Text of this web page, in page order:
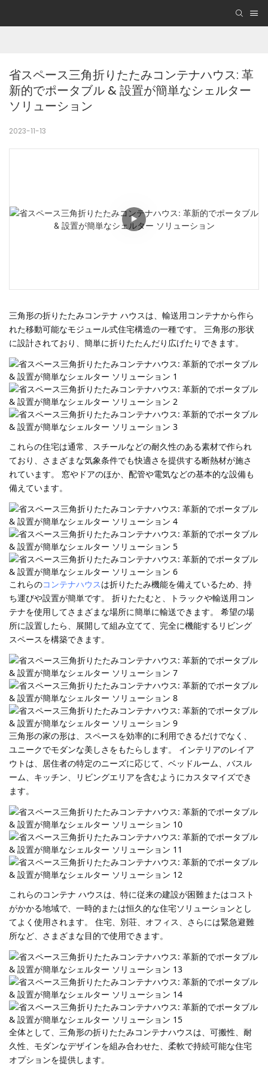
省スペース三角折りたたみコンテナハウス: 革
新的でポータブル & 設置が簡単なシェルター
ソリューション
2023-11-13
三角形の折りたたみコンテナ ハウスは、輸送用コンテナから作ら
れた移動可能なモジュール式住宅構造の一種です。 三角形の形状
に設計されており、簡単に折りたたんだり広げたりできます。
これらの住宅は通常、スチールなどの耐久性のある素材で作られ
ており、さまざまな気象条件でも快適さを提供する断熱材が施さ
れています。 窓やドアのほか、配管や電気などの基本的な設備も
備えています。
これらのコンテナハウスは折りたたみ機能を備えているため、持
ち運びや設置が簡単です。 折りたたむと、トラックや輸送用コン
テナを使用してさまざまな場所に簡単に輸送できます。 希望の場
所に設置したら、展開して組み立てて、完全に機能するリビング
スペースを構築できます。
三角形の家の形は、スペースを効率的に利用できるだけでなく、
ユニークでモダンな美しさをもたらします。 インテリアのレイア
ウトは、居住者の特定のニーズに応じて、ベッドルーム、バスル
ーム、キッチン、リビングエリアを含むようにカスタマイズでき
ます。
これらのコンテナ ハウスは、特に従来の建設が困難またはコスト
がかかる地域で、一時的または恒久的な住宅ソリューションとし
てよく使用されます。 住宅、別荘、オフィス、さらには緊急避難
所など、さまざまな目的で使用できます。
全体として、三角形の折りたたみコンテナハウスは、可搬性、耐
久性、モダンなデザインを組み合わせた、柔軟で持続可能な住宅
オプションを提供します。